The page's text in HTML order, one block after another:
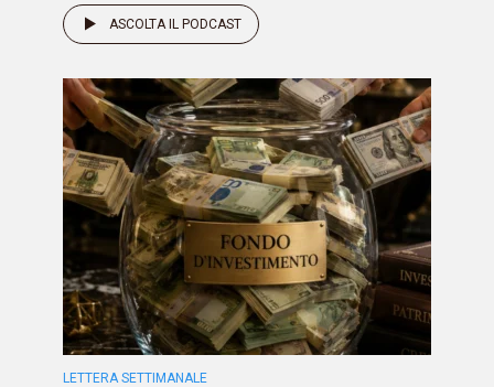
ASCOLTA IL PODCAST
LETTERA SETTIMANALE